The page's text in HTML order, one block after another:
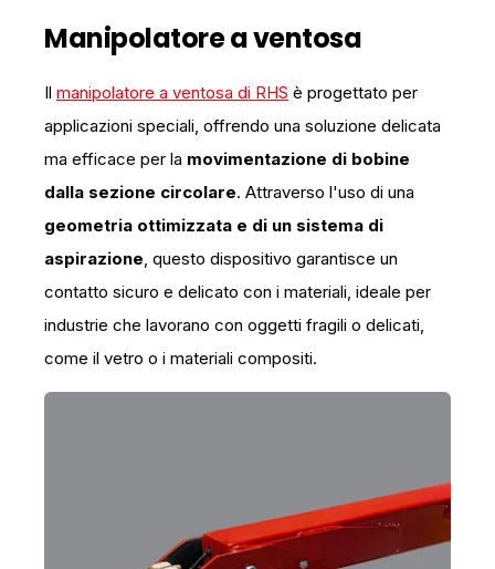
Manipolatore a ventosa
Il manipolatore a ventosa di RHS è progettato per
applicazioni speciali, offrendo una soluzione delicata
ma efficace per la movimentazione di bobine
dalla sezione circolare. Attraverso l'uso di una
geometria ottimizzata e di un sistema di
aspirazione, questo dispositivo garantisce un
contatto sicuro e delicato con i materiali, ideale per
industrie che lavorano con oggetti fragili o delicati,
come il vetro o i materiali compositi.